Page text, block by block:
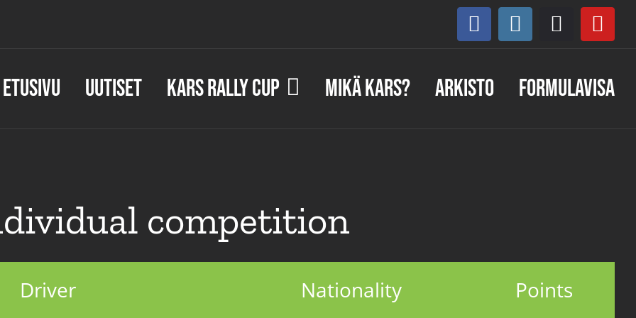
FacebookInstagram
Discord
Etusivu Uutiset KARS Rally Cup Mikä KARS? Arkisto Formulavisa
competition
Driver Nationality Points